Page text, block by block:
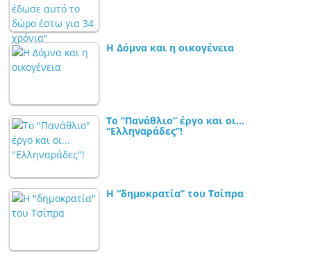
Η Δόμνα και η οικογένεια
Το “Πανάθλιο” έργο και οι…
“Ελληναράδες”!
Η “δημοκρατία” του Τσίπρα